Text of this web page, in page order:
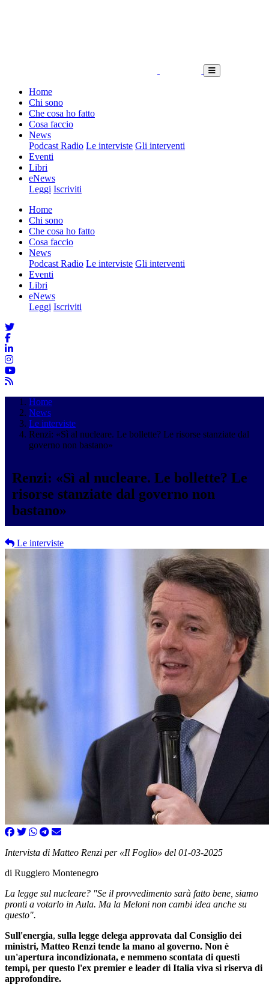
Home
Chi sono
Che cosa ho fatto
Cosa faccio
News
Podcast Radio Le interviste Gli interventi
Eventi
Libri
eNews
Leggi Iscriviti
Home
Chi sono
Che cosa ho fatto
Cosa faccio
News
Podcast Radio Le interviste Gli interventi
Eventi
Libri
eNews
Leggi Iscriviti
Home
News
Le interviste
Renzi: «Sì al nucleare. Le bollette? Le risorse stanziate dal
governo non bastano»
Renzi: «Sì al nucleare. Le bollette? Le
risorse stanziate dal governo non
bastano»
Le interviste
Intervista di Matteo Renzi per «Il Foglio» del 01-03-2025
di Ruggiero Montenegro
La legge sul nucleare? "Se il provvedimento sarà fatto bene, siamo
pronti a votarlo in Aula. Ma la Meloni non cambi idea anche su
questo".
Sull'energia, sulla legge delega approvata dal Consiglio dei
ministri, Matteo Renzi tende la mano al governo. Non è
un'apertura incondizionata, e nemmeno scontata di questi
tempi, per questo l'ex premier e leader di Italia viva si riserva di
approfondire.